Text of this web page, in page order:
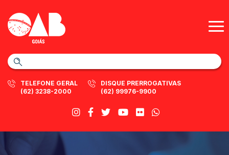
TELEFONE GERAL
(62) 3238-2000
DISQUE PRERROGATIVAS
(62) 99976-9900